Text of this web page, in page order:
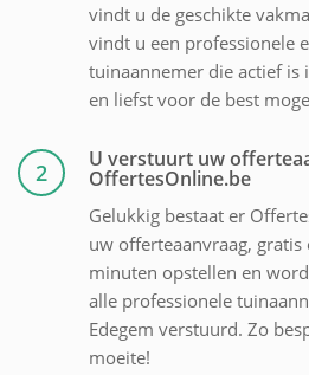
vindt u de geschikte
vindt u een professionele
tuinaannemer die actief is
en liefst voor de best
2 U verstuurt uw
OffertesOnline.be
Gelukkig bestaat er
uw offerteaanvraag,
minuten opstellen en
alle professionele
Edegem verstuurd. Zo
moeite!